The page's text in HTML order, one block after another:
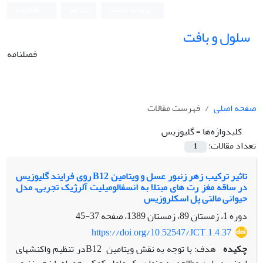
سلول و بافت
فصلنامه
صفحه اصلی
فهرست مقالات
کلیدواژه‌ها =گلیوزیس
تعداد مقالات:
1
تاثیر ترکیب زهر زنبور عسل و ویتامین B12 روی فرایند گلیوزیس
در ساقه مغز رت های مبتلا به انسفالومیلیت آلرژیک تجربی– مدل
حیوانی مالتی پل اسکلروزیس
دوره 1، زمستان 89، زمستان 1389، صفحه
37-45
https://doi.org/10.52547/JCT.1.4.37
چکیده
هدف: با توجه به نقش ویتامین B12در تنظیم واکنشهای